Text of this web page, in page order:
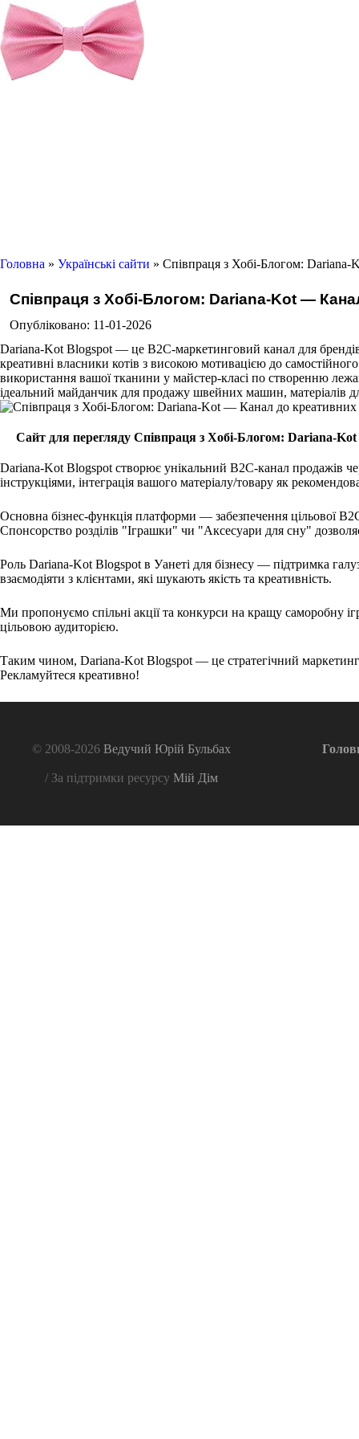
Головна » Українські сайти » Співпраця з Хобі-Блогом:
Співпраця з Хобі-Блогом: Dariana-Kot —
Опубліковано: 11-01-2026
Dariana-Kot Blogspot — це B2C-маркетинговий канал для
креативні власники котів з високою мотивацією до
використання вашої тканини у майстер-класі по створенню
ідеальний майданчик для продажу швейних машин, матеріалів
Сайт для перегляду Співпраця з Хобі-Блогом: Dariana-
Dariana-Kot Blogspot створює унікальний B2C-канал продажів
інструкціями, інтеграція вашого матеріалу/товару як
Основна бізнес-функція платформи — забезпечення цільової
Спонсорство розділів "Іграшки" чи "Аксесуари для сну"
Роль Dariana-Kot Blogspot в Уанеті для бізнесу — підтримка
взаємодіяти з клієнтами, які шукають якість та креативність.
Ми пропонуємо спільні акції та конкурси на кращу саморобну
цільовою аудиторією.
Таким чином, Dariana-Kot Blogspot — це стратегічний
Рекламуйтеся креативно!
© 2008-2026 Ведучий Юрій Бульбах
/ За підтримки ресурсу Мій Дім